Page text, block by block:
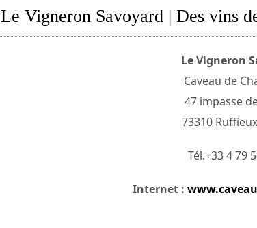
Le Vigneron Savoyard | Des vins
Le Vigneron
Caveau de
47 impasse
73310
Tél.+33 4 79
Internet :